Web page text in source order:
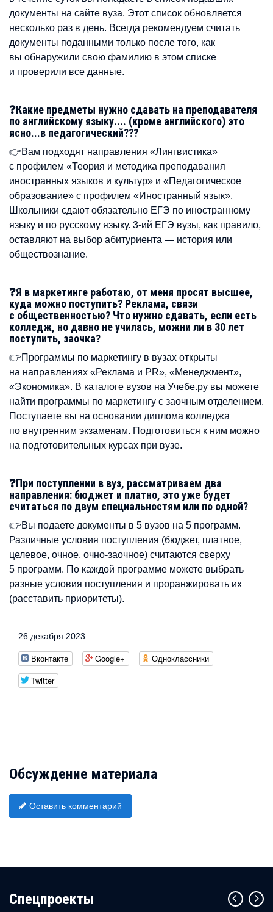
документы на сайте вуза. Этот список обновляется
несколько раз в день. Всегда рекомендуем считать
документы поданными только после того, как
вы обнаружили свою фамилию в этом списке
и проверили все данные.
❓Какие предметы нужно сдавать на преподавателя
по английскому языку.... (кроме английского) это
ясно...в педагогический???
👉Вам подходят направления «Лингвистика»
с профилем «Теория и методика преподавания
иностранных языков и культур» и «Педагогическое
образование» с профилем «Иностранный язык».
Школьники сдают обязательно ЕГЭ по иностранному
языку и по русскому языку. 3-ий ЕГЭ вузы, как правило,
оставляют на выбор абитуриента — история или
обществознание.
❓Я в маркетинге работаю, от меня просят высшее,
куда можно поступить? Реклама, связи
с общественностью? Что нужно сдавать, если есть
колледж, но давно не училась, можни ли в 30 лет
поступить, заочка?
👉Программы по маркетингу в вузах открыты
на направлениях «Реклама и PR», «Менеджмент»,
«Экономика». В каталоге вузов на Учебе.ру вы можете
найти программы по маркетингу с заочным отделением.
Поступаете вы на основании диплома колледжа
по внутренним экзаменам. Подготовиться к ним можно
на подготовительных курсах при вузе.
❓При поступлении в вуз, рассматриваем два
направления: бюджет и платно, это уже будет
считаться по двум специальностям или по одной?
👉Вы подаете документы в 5 вузов на 5 программ.
Различные условия поступления (бюджет, платное,
целевое, очное, очно-заочное) считаются сверху
5 программ. По каждой программе можете выбрать
разные условия поступления и проранжировать их
(расставить приоритеты).
26 декабря 2023
Вконтакте Google+
Одноклассники
Twitter
Обсуждение материала
Оставить комментарий
Cпецпроекты